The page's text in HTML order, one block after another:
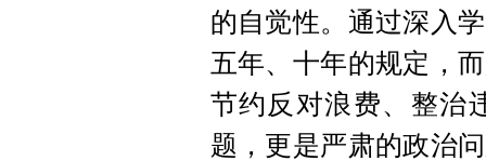
的自觉性。通过深入
五年、十年的规定，
节约反对浪费、整治
题，更是严肃的政治